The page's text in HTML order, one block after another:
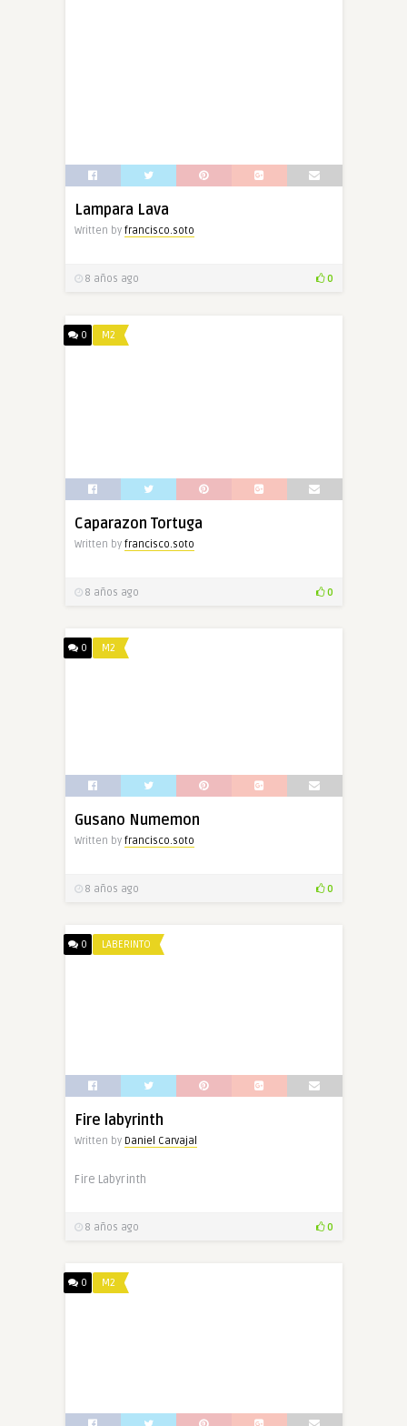
Lampara Lava
Written by francisco.soto
8 años ago 0
0 M2
Caparazon Tortuga
Written by francisco.soto
8 años ago 0
0 M2
Gusano Numemon
Written by francisco.soto
8 años ago 0
0 LABERINTO
Fire labyrinth
Written by Daniel Carvajal
Fire Labyrinth
8 años ago 0
0 M2